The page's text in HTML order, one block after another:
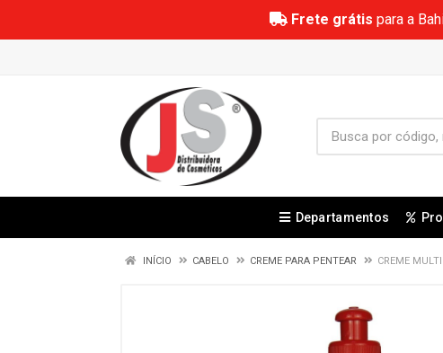
Frete grátis para a
Departamentos
INÍCIO CABELO CREME PARA PENTEAR CREME